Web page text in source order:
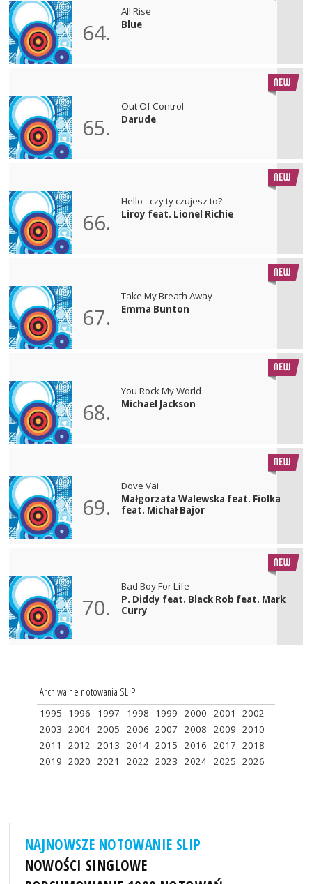
64.
All Rise
Blue
65.
Out Of Control
Darude
66.
Hello - czy ty czujesz to?
Liroy feat. Lionel Richie
67.
Take My Breath Away
Emma Bunton
68.
You Rock My World
Michael Jackson
69.
Dove Vai
Małgorzata Walewska feat. Fiolka
feat. Michał Bajor
70.
Bad Boy For Life
P. Diddy feat. Black Rob feat. Mark
Curry
Archiwalne notowania SLIP
1995 1996 1997 1998 1999 2000 2001
2002
2003 2004 2005 2006 2007 2008 2009 2010
2011
2012 2013 2014 2015 2016 2017 2018
2019 2020 2021 2022 2023 2024 2025 2026
NAJNOWSZE NOTOWANIE SLIP
NOWOŚCI SINGLOWE